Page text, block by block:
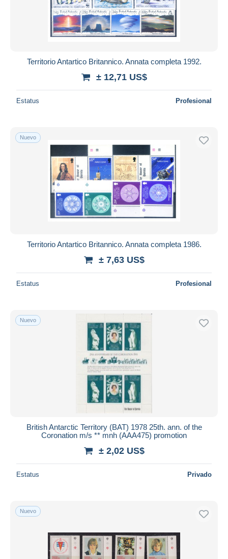
Territorio Antartico Britannico. Annata completa 1992.
± 12,71 US$
Estatus Profesional
Nuevo
Territorio Antartico Britannico. Annata completa 1986.
± 7,63 US$
Estatus Profesional
Nuevo
British Antarctic Territory (BAT) 1978 25th. ann. of the
Coronation m/s ** mnh (AAA475) promotion
± 2,02 US$
Estatus Privado
Nuevo